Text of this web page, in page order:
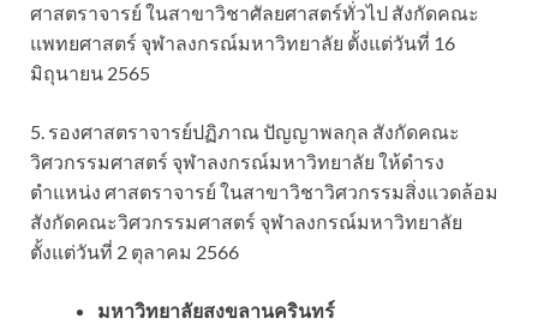
ศาสตราจารย์ ในสาขาวิชาศัลยศาสตร์ทั่วไป สังกัดคณะ
แพทยศาสตร์ จุฬาลงกรณ์มหาวิทยาลัย ตั้งแต่วันที่ 16
มิถุนายน 2565
5. รองศาสตราจารย์ปฏิภาณ ปัญญาพลกุล สังกัดคณะ
วิศวกรรมศาสตร์ จุฬาลงกรณ์มหาวิทยาลัย ให้ดำรง
ตำแหน่ง ศาสตราจารย์ ในสาขาวิชาวิศวกรรมสิ่งแวดล้อม
สังกัดคณะวิศวกรรมศาสตร์ จุฬาลงกรณ์มหาวิทยาลัย
ตั้งแต่วันที่ 2 ตุลาคม 2566
มหาวิทยาลัยสงขลานครินทร์